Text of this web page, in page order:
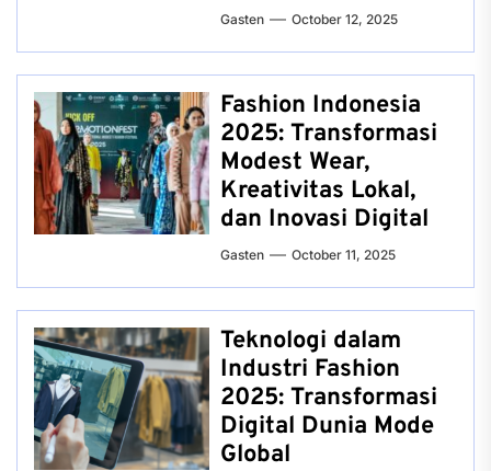
Gasten October 12, 2025
Fashion Indonesia
2025: Transformasi
Modest Wear,
Kreativitas Lokal,
dan Inovasi Digital
Gasten October 11, 2025
Teknologi dalam
Industri Fashion
2025: Transformasi
Digital Dunia Mode
Global